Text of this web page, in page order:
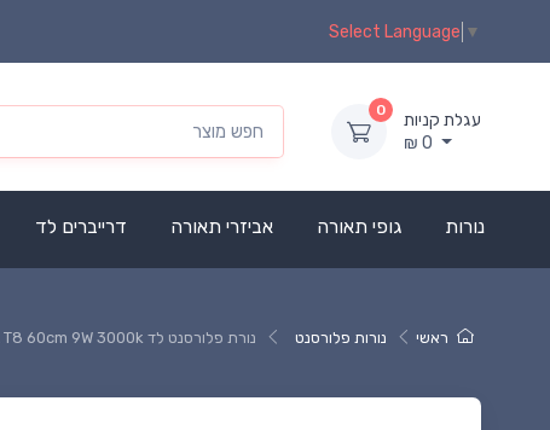
Select Language ▼
0
עגלת קניות
₪ 0
נורות גופי תאורה אביזרי תאורה דרייברים לד
ראשי נורות פלורסנט נורת פלורסנט לד ORBELL T8 60cm 9W 3000k